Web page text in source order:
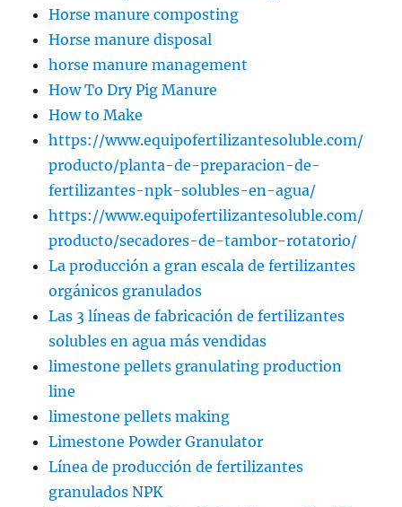
Horse manure composting
Horse manure disposal
horse manure management
How To Dry Pig Manure
How to Make
https://www.equipofertilizantesoluble.com/
producto/planta-de-preparacion-de-
fertilizantes-npk-solubles-en-agua/
https://www.equipofertilizantesoluble.com/
producto/secadores-de-tambor-rotatorio/
La producción a gran escala de fertilizantes
orgánicos granulados
Las 3 líneas de fabricación de fertilizantes
solubles en agua más vendidas
limestone pellets granulating production
line
limestone pellets making
Limestone Powder Granulator
Línea de producción de fertilizantes
granulados NPK